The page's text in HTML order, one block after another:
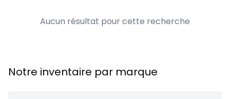
Aucun résultat pour cette recherche
Notre inventaire par marque